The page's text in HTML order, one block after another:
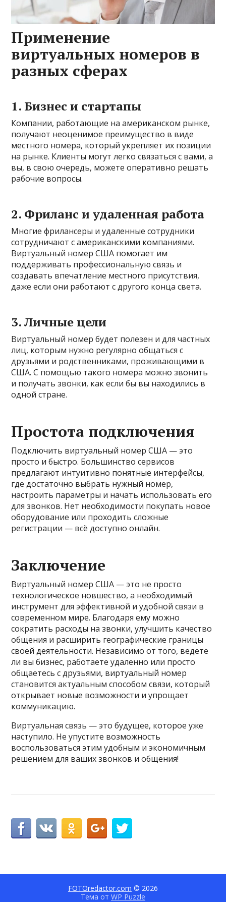
Применение
виртуальных номеров в
разных сферах
1. Бизнес и стартапы
Компании, работающие на американском рынке,
получают неоценимое преимущество в виде
местного номера, который укрепляет их позиции
на рынке. Клиенты могут легко связаться с вами, а
вы, в свою очередь, можете оперативно решать
рабочие вопросы.
2. Фриланс и удаленная работа
Многие фрилансеры и удаленные сотрудники
сотрудничают с американскими компаниями.
Виртуальный номер США помогает им
поддерживать профессиональную связь и
создавать впечатление местного присутствия,
даже если они работают с другого конца света.
3.Личные цели
Виртуальный номер будет полезен и для частных
лиц, которым нужно регулярно общаться с
друзьями и родственниками, проживающими в
США. С помощью такого номера можно звонить
и получать звонки, как если бы вы находились в
одной стране.
Простота подключения
Подключить виртуальный номер США — это
просто и быстро. Большинство сервисов
предлагают интуитивно понятные интерфейсы,
где достаточно выбрать нужный номер,
настроить параметры и начать использовать его
для звонков. Нет необходимости покупать новое
оборудование или проходить сложные
регистрации — всё доступно онлайн.
Заключение
Виртуальный номер США — это не просто
технологическое новшество, а необходимый
инструмент для эффективной и удобной связи в
современном мире. Благодаря ему можно
сократить расходы на звонки, улучшить качество
общения и расширить географические границы
своей деятельности. Независимо от того, ведете
ли вы бизнес, работаете удаленно или просто
общаетесь с друзьями, виртуальный номер
становится актуальным способом связи, который
открывает новые возможности и упрощает
коммуникацию.
Виртуальная связь — это будущее, которое уже
наступило. Не упустите возможность
воспользоваться этим удобным и экономичным
решением для ваших звонков и общения!
FOTOredactor.com © 2026
Тема от WP Puzzle